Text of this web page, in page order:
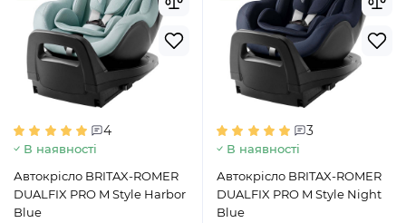
4
В наявності
Автокрісло BRITAX-ROMER
DUALFIX PRO M Style Harbor
Blue
3
В наявності
Автокрісло BRITAX-ROMER
DUALFIX PRO M Style Night
Blue